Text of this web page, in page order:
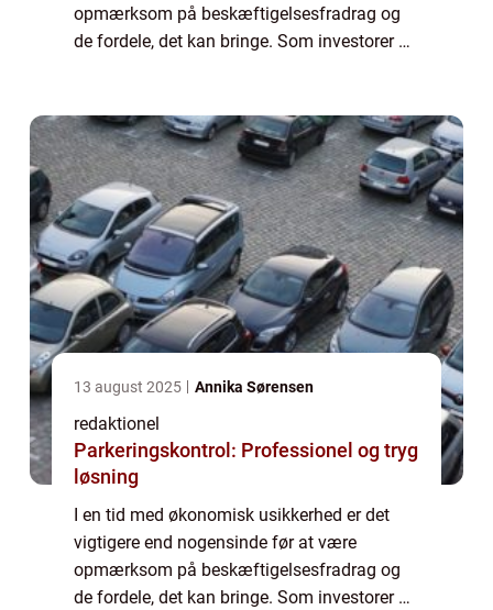
opmærksom på beskæftigelsesfradrag og
de fordele, det kan bringe. Som investorer og
...
13 august 2025 Annika Sørensen
redaktionel
Parkeringskontrol: Professionel og tryg
løsning
I en tid med økonomisk usikkerhed er det
vigtigere end nogensinde før at være
opmærksom på beskæftigelsesfradrag og
de fordele, det kan bringe. Som investorer og